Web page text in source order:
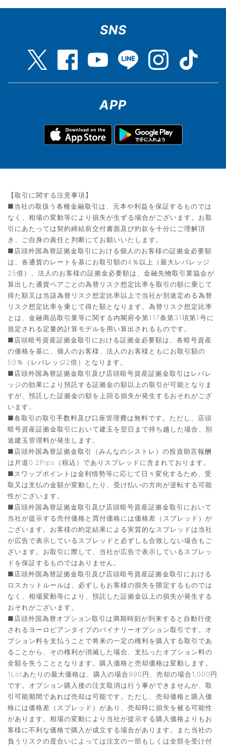
SNS
APP
【取引に関する注意事項】
■当社の取扱う各種金融取引は、元本や利益を保証するものでは
なく、相場の変動等により損失が生ずる場合がございます。お取
引にあたっては契約締結前交付書面及び約款を十分にご理解頂
き、ご自身の責任と判断にてお願いいたします。
■店頭外国為替証拠金取引における個人のお客様の証拠金必要額
は、各通貨のレートを基にお取引額の4％以上（最大レバレッジ
25倍）、法人のお客様の証拠金必要額は、金融先物取引業協会が
算出した通貨ペアごとの為替リスク想定比率を取引の額に乗じて
得た額又は当該為替リスク想定比率以上で当社が別途定める為替
リスク想定比率を乗じて得た額となります。為替リスク想定比率
とは、金融商品取引業等に関する内閣府令第117条第31項第1号に
規定される定量的計算モデルを用い算出されるものです。
■店頭暗号資産証拠金取引における証拠金必要額は、各暗号資産
の価格を基に、個人のお客様、法人のお客様ともにお取引額の
50％（レバレッジ2倍）となります。
■店頭外国為替証拠金取引及び店頭暗号資産証拠金取引はレバレ
ッジの効果により預託する証拠金の額以上の取引が可能となりま
すが、預託した証拠金の額を上回る損失が発生するおそれがござ
います。
■各取引の取引手数料及び口座管理費は無料です。ただし、店頭
暗号資産証拠金取引において建玉を翌日まで持ち越した場合、別
途建玉管理料が発生します。
■店頭外国為替証拠金取引（みんなのシストレ）の投資助言報酬
は片道0.2Pips（税込）でありスプレッドに含まれております。
■スワップポイントは金利情勢等に応じて日々変化するため、受
取又は支払の金額が変動したり、受け払いの方向が逆転する可能
性がございます。
■店頭外国為替証拠金取引及び店頭暗号資産証拠金取引において
当社が提示する売付価格と買付価格には価格差（スプレッド）が
ございます。お客様の約定結果による実質的なスプレッドは当社
が広告で表示しているスプレッドと必ずしも合致しない場合もご
ざいます。お取引に際して、当社が広告で表示しているスプレッ
ドを保証するものではありません。
■店頭外国為替証拠金取引及び店頭暗号資産証拠金取引における
ロスカットルールは、必ずしもお客様の損失を限定するものでは
なく、相場変動等により、預託した証拠金以上の損失が発生する
おそれがございます。
■店頭外国為替オプション取引は満期時刻が到来すると自動行使
されるヨーロピアンタイプのバイナリーオプション取引です。オ
プション料を支払うことで将来の一定の権利を購入する取引であ
ることから、その権利が消滅した場合、支払ったオプション料の
全額を失うこととなります。購入価格と売却価格は変動します。
1Lotあたりの最大価格は、購入の場合990円、売却の場合1,000円
です。オプション購入後の注文取消は行う事ができませんが、取
引可能期間であれば売却は可能です。ただし、売却価格と購入価
格には価格差（スプレッド）があり、売却時に損失を被る可能性
があります。相場の変動により当社が提示する購入価格よりもお
客様に不利な価格で購入が成立する場合があります。また当社の
負うリスクの度合いによっては注文の一部もしくは全部を受け付